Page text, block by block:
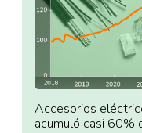
Accesorios
acumuló casi 60%